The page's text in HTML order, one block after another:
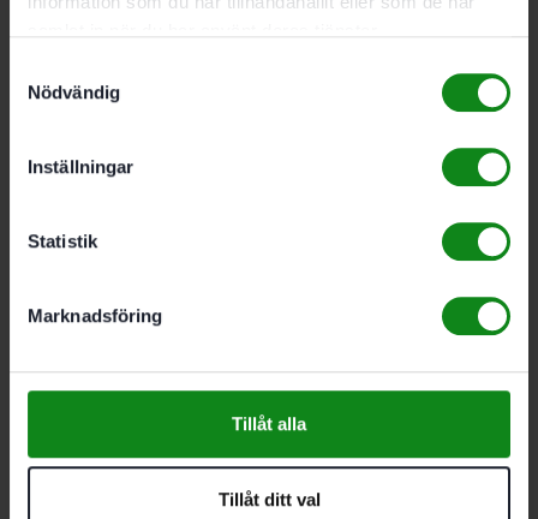
Nödvändig
Inställningar
Statistik
Marknadsföring
Tillåt alla
Tillåt ditt val
Festool
STF
80×133
GR
100-
pack
Granat